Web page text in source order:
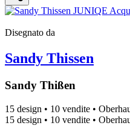
Disegnato da
Sandy Thissen
Sandy Thißen
15 design • 10 vendite •
15 design • 10 vendite •